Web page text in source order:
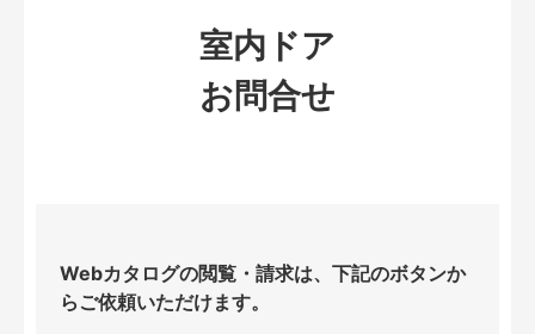
室内ドア
お問合せ
Webカタログの閲覧・請求は、下記のボタンか
らご依頼いただけます。